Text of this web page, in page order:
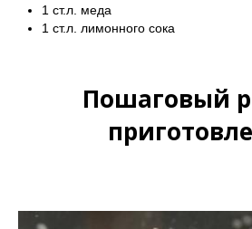
1 ст.л. меда
1 ст.л. лимонного сока
Пошаговый